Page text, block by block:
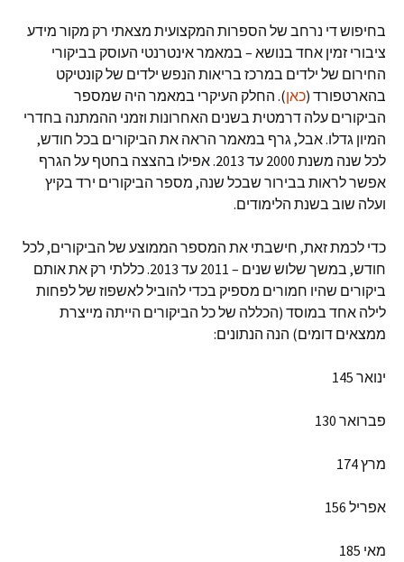
בחיפוש די נרחב של הספרות המקצועית מצאתי רק מקור מידע
ציבורי זמין אחד בנושא – במאמר אינטרנטי העוסק בביקורי
החירום של ילדים במרכז בריאות הנפש ילדים של קונטיקט
בהארטפורד (כאן). החלק העיקרי במאמר היה שמספר
הביקורים עלה דרמטית בשנים האחרונות וזמני ההמתנה בחדרי
המיון גדלו. אבל, גרף במאמר הראה את הביקורים בכל חודש,
לכל שנה משנת 2000 עד 2013. אפילו בהצצה בחטף על הגרף
אפשר לראות בבירור שבכל שנה, מספר הביקורים ירד בקיץ
ועלה שוב בשנת הלימודים.
כדי לכמת זאת, חישבתי את המספר הממוצע של הביקורים, לכל
חודש, במשך שלוש שנים – 2011 עד 2013. כללתי רק את אותם
ביקורים שהיו חמורים מספיק בכדי להוביל לאשפוז של לפחות
לילה אחד במוסד (הכללה של כל הביקורים הייתה מייצרת
ממצאים דומים) הנה הנתונים:
ינואר 145
פברואר 130
מרץ 174
אפריל 156
מאי 185